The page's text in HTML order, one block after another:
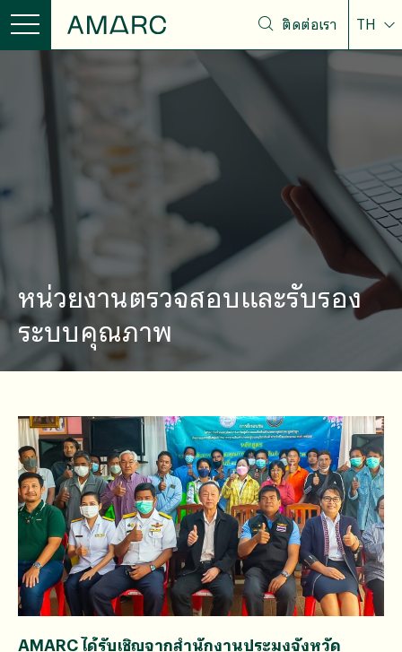
ติดต่อเรา TH
หน่วยงานตรวจสอบและรับรอง
ระบบคุณภาพ
AMARC ได้รับเชิญจากสำนักงานประมงจังหวัด